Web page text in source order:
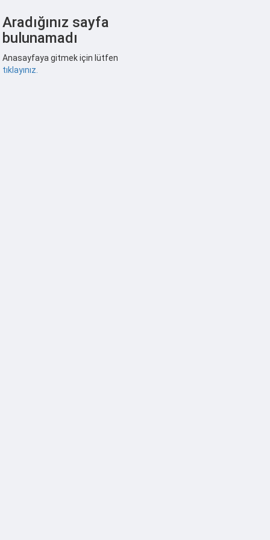
Aradığınız sayfa
bulunamadı
Anasayfaya gitmek için lütfen
tıklayınız.